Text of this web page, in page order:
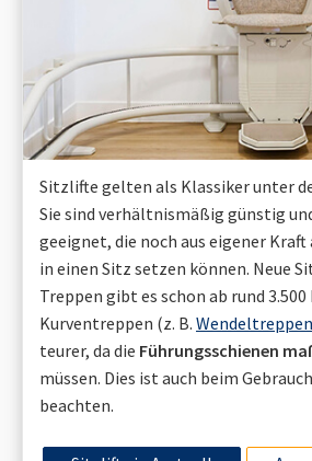
Sitzlifte gelten als Klassiker unter
Sie sind verhältnismäßig günstig
geeignet, die noch aus eigener
in einen Sitz setzen können. Neue
Treppen gibt es schon ab rund
Kurventreppen (z. B. Wendeltreppen
teurer, da die Führungsschienen
müssen. Dies ist auch beim
beachten.